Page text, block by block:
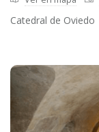
Catedral de Oviedo